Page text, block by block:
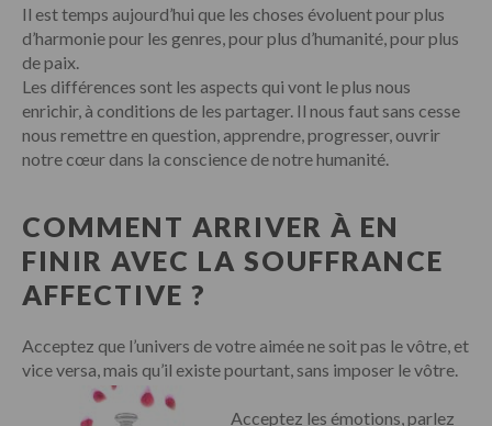
Il est temps aujourd’hui que les choses évoluent pour plus
d’harmonie pour les genres, pour plus d’humanité, pour plus
de paix.
Les différences sont les aspects qui vont le plus nous
enrichir, à conditions de les partager. Il nous faut sans cesse
nous remettre en question, apprendre, progresser, ouvrir
notre cœur dans la conscience de notre humanité.
COMMENT ARRIVER À EN
FINIR AVEC LA SOUFFRANCE
AFFECTIVE ?
Acceptez que l’univers de votre aimée ne soit pas le vôtre, et
vice versa, mais qu’il existe pourtant, sans imposer le vôtre.
Acceptez les émotions, parlez